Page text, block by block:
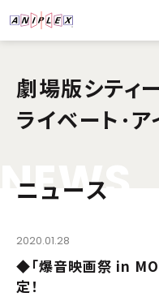
劇場版シティ
ライベート･ア
NEWS
ニュース
2020.01.28
◆「爆音映画祭 in
定！